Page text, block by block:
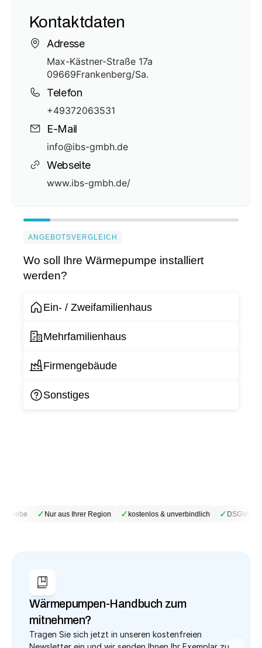
Kontaktdaten
Adresse
Max-Kästner-Straße 17a
09669Frankenberg/Sa.
Telefon
+49372063531
E-Mail
info@ibs-gmbh.de
Webseite
www.ibs-gmbh.de/
ANGEBOTSVERGLEICH
Wo soll Ihre Wärmepumpe installiert
werden?
Ein- / Zweifamilienhaus
Mehrfamilienhaus
Firmengebäude
Sonstiges
✓Nur aus Ihrer Region ✓kostenlos & unverbindlich ✓DSGVO-
Wärmepumpen-Handbuch zum
mitnehmen?
Tragen Sie sich jetzt in unseren kostenfreien